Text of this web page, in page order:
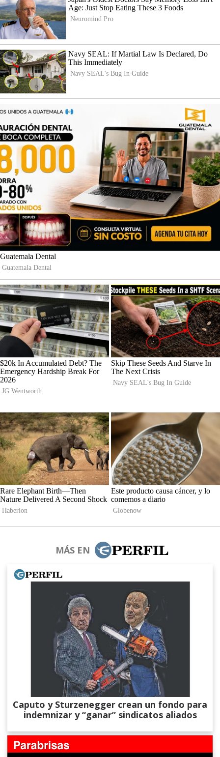
MÁS EN
Caputo y Sturzenegger crean un fondo para
indemnizar y “ganar” sindicatos aliados